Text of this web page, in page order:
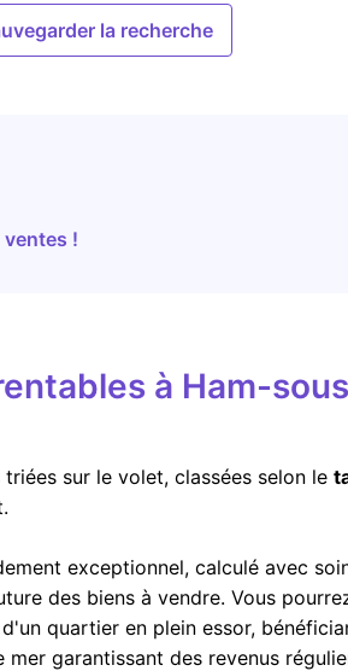
la recherche
!
à Ham-
sur le volet, classées selon le
exceptionnel, calculé avec
des biens à vendre. Vous
quartier en plein essor,
garantissant des revenus